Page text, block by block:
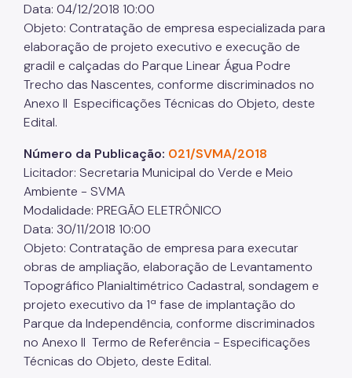
Data: 04/12/2018 10:00
Objeto: Contratação de empresa especializada para
elaboração de projeto executivo e execução de
gradil e calçadas do Parque Linear Água Podre
Trecho das Nascentes, conforme discriminados no
Anexo II Especificações Técnicas do Objeto, deste
Edital.
Número da Publicação: 021/SVMA/2018
Licitador: Secretaria Municipal do Verde e Meio
Ambiente - SVMA
Modalidade: PREGÃO ELETRÔNICO
Data: 30/11/2018 10:00
Objeto: Contratação de empresa para executar
obras de ampliação, elaboração de Levantamento
Topográfico Planialtimétrico Cadastral, sondagem e
projeto executivo da 1ª fase de implantação do
Parque da Independência, conforme discriminados
no Anexo II Termo de Referência - Especificações
Técnicas do Objeto, deste Edital.